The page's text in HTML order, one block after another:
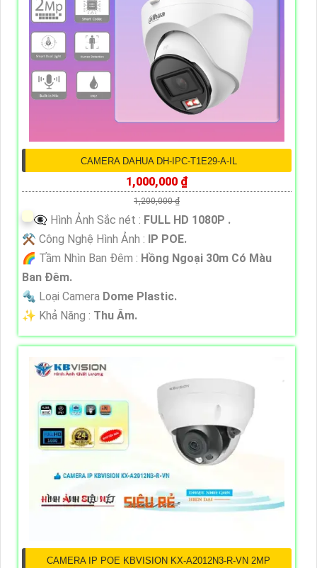
CAMERA DAHUA DH-IPC-T1E29-A-IL
1,000,000 ₫
1,200,000 ₫
👁️‍🗨 Hình Ảnh Sắc nét : FULL HD 1080P .
⚒ Công Nghệ Hình Ảnh : IP POE.
🌈 Tầm Nhìn Ban Đêm : Hồng Ngoại 30m Có Màu
Ban Ðêm.
🔩 Loại Camera Dome Plastic.
️✨ Khả Năng : Thu Âm.
CAMERA IP POE KBVISION KX-A2012N3-R-VN 2MP